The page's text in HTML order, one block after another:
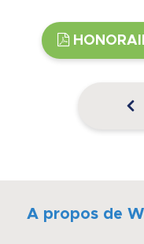
A propos de